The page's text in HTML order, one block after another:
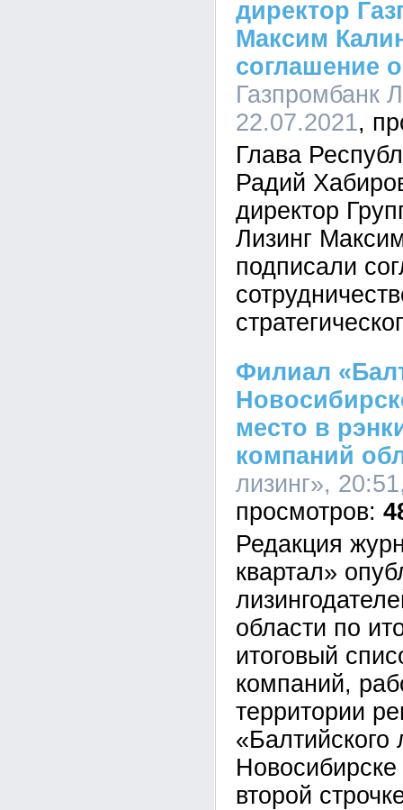
директор
Максим
соглашение
Газпромбанк
22.07.2021
Глава
Радий
директор
Лизинг
подписали
Филиал
место в
компаний
лизинг»,
Редакция
квартал»
области по
итоговый
компаний,
территории
«Балтийского
второй